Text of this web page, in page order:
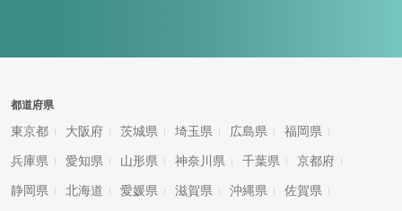
都道府県
東京都 大阪府 茨城県 埼玉県 広島県 福岡県
兵庫県 愛知県 山形県 神奈川県 千葉県 京都府
静岡県 北海道 愛媛県 滋賀県 沖縄県 佐賀県